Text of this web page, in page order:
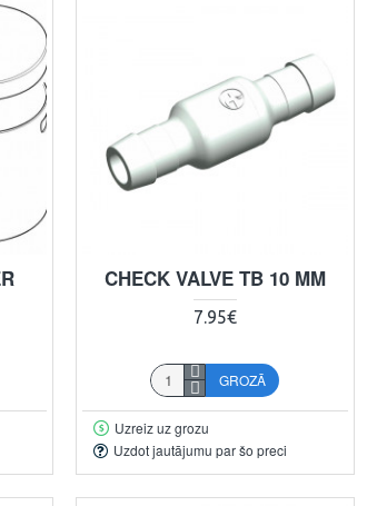
CHECK VALVE TB 10 MM
7.95€
GROZĀ
Uzreiz uz grozu
Uzdot jautājumu par šo preci